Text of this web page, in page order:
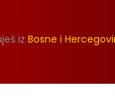
iz Bosne i